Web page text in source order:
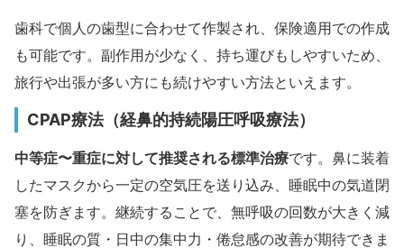
歯科で個人の歯型に合わせて作製され、保険適用での作成
も可能です。副作用が少なく、持ち運びもしやすいため、
旅行や出張が多い方にも続けやすい方法といえます。
CPAP療法（経鼻的持続陽圧呼吸療法）
中等症〜重症に対して推奨される標準治療です。鼻に装着
したマスクから一定の空気圧を送り込み、睡眠中の気道閉
塞を防ぎます。継続することで、無呼吸の回数が大きく減
り、睡眠の質・日中の集中力・倦怠感の改善が期待できま